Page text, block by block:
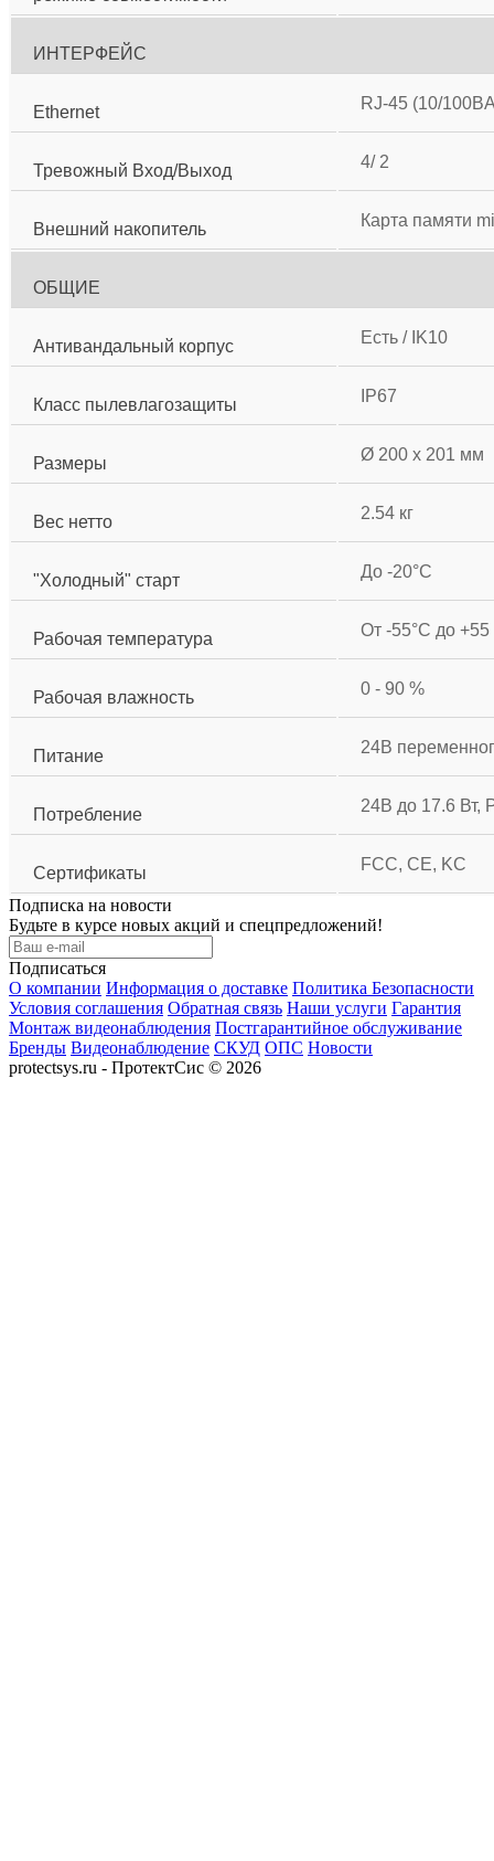
ИНТЕРФЕЙС
Ethernet RJ-45 (10/
Тревожный Вход/Выход 4/ 2
Внешний накопитель Карта памяти
ОБЩИЕ
Антивандальный корпус Есть / IK10
Класс пылевлагозащиты IP67
Размеры Ø 200 x 201 мм
Вес нетто 2.54 кг
"Холодный" старт До -20°С
Рабочая температура От -55°С до +55
Рабочая влажность 0 - 90 %
Питание 24В
Потребление 24В до 17.6 Вт,
Сертификаты FCC, CE, KC
Подписка на новости
Будьте в курсе новых акций и спецпредложений!
Подписаться
О компании Информация о доставке Политика Безопасности
Условия соглашения Обратная связь Наши услуги Гарантия
Монтаж видеонаблюдения Постгарантийное обслуживание
Бренды Видеонаблюдение СКУД ОПС Новости
protectsys.ru - ПротектСис © 2026